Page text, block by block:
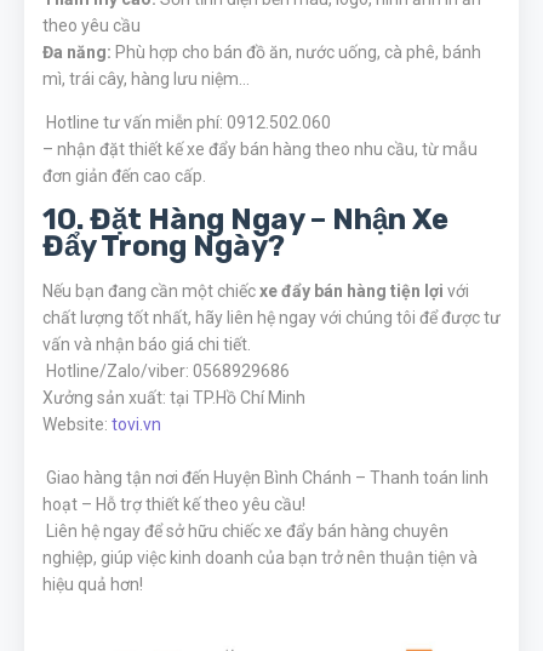
theo yêu cầu
Đa năng: Phù hợp cho bán đồ ăn, nước uống, cà phê, bánh
mì, trái cây, hàng lưu niệm…
Hotline tư vấn miễn phí: 0912.502.060
– nhận đặt thiết kế xe đẩy bán hàng theo nhu cầu, từ mẫu
đơn giản đến cao cấp.
10. Đặt Hàng Ngay – Nhận Xe
Đẩy Trong Ngày?
Nếu bạn đang cần một chiếcxe đẩy bán hàng tiện lợi với
chất lượng tốt nhất, hãy liên hệ ngay với chúng tôi để được tư
vấn và nhận báo giá chi tiết.
Hotline/Zalo/viber: 0568929686
Xưởng sản xuất: tại TP.Hồ Chí Minh
Website: tovi.vn
Giao hàng tận nơi đến Huyện Bình Chánh – Thanh toán linh
hoạt – Hỗ trợ thiết kế theo yêu cầu!
Liên hệ ngay để sở hữu chiếc xe đẩy bán hàng chuyên
nghiệp, giúp việc kinh doanh của bạn trở nên thuận tiện và
hiệu quả hơn!